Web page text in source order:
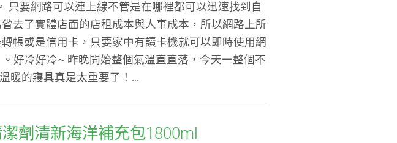
要網路可以連上線不管是在哪裡都可以迅速找到自
去了實體店面的店租成本與人事成本，所以網路上所
帳或是信用卡，只要家中有讀卡機就可以即時使用網
好冷好冷~ 昨晚開始整個氣溫直直落，今天一整個不
暖的寢具真是太重要了！...
劑清新海洋補充包1800ml